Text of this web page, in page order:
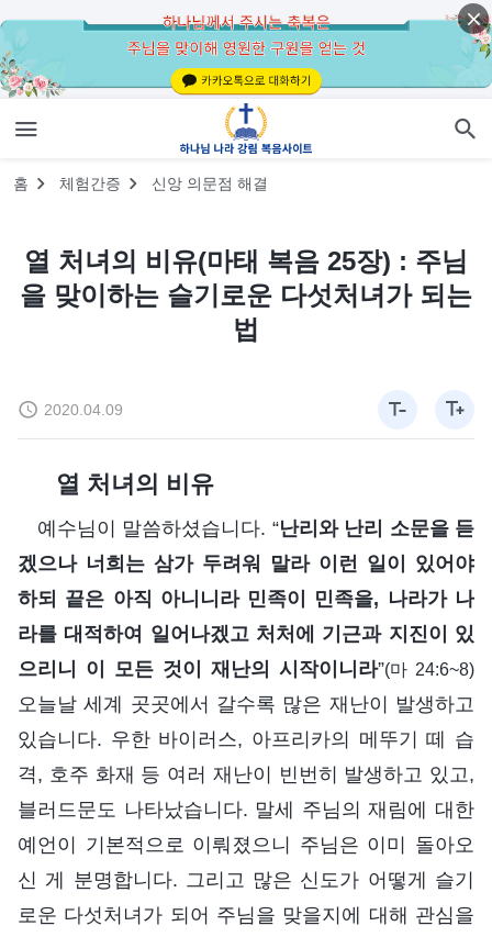
홈 체험간증 신앙 의문점 해결
열 처녀의 비유(마태 복음 25장) : 주님
을 맞이하는 슬기로운 다섯처녀가 되는
법
2020.04.09
열 처녀의 비유
예수님이 말씀하셨습니다. “난리와 난리 소문을 듣
겠으나 너희는 삼가 두려워 말라 이런 일이 있어야
하되 끝은 아직 아니니라 민족이 민족을, 나라가 나
라를 대적하여 일어나겠고 처처에 기근과 지진이 있
으리니 이 모든 것이 재난의 시작이니라”(마 24:6~8)
오늘날 세계 곳곳에서 갈수록 많은 재난이 발생하고
있습니다. 우한 바이러스, 아프리카의 메뚜기 떼 습
격, 호주 화재 등 여러 재난이 빈번히 발생하고 있고,
블러드문도 나타났습니다. 말세 주님의 재림에 대한
예언이 기본적으로 이뤄졌으니 주님은 이미 돌아오
신 게 분명합니다. 그리고 많은 신도가 어떻게 슬기
로운 다섯처녀가 되어 주님을 맞을지에 대해 관심을